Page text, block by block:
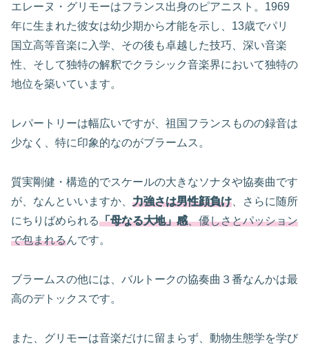
エレーヌ・グリモーはフランス出身のピアニスト。1969
年に生まれた彼女は幼少期から才能を示し、13歳でパリ
国立高等音楽に入学、その後も卓越した技巧、深い音楽
性、そして独特の解釈でクラシック音楽界において独特の
地位を築いています。
レパートリーは幅広いですが、祖国フランスものの録音は
少なく、特に印象的なのがブラームス。
質実剛健・構造的でスケールの大きなソナタや協奏曲です
が、なんといいますか、 力強さは男性顔負け 、さらに随所
にちりばめられる「母なる大地」感、優しさとパッション
で包まれるんです。
ブラームスの他には、バルトークの協奏曲３番なんかは最
高のデトックスです。
また、グリモーは音楽だけに留まらず、動物生態学を学び